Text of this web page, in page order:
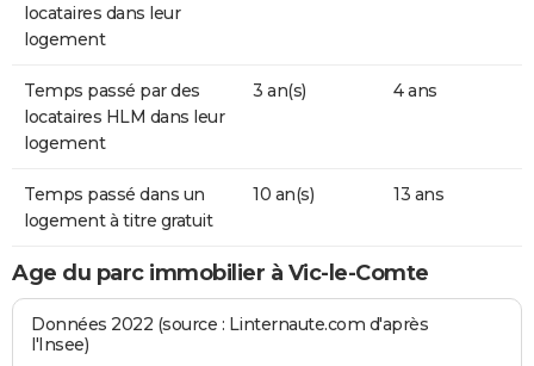
locataires dans leur
logement
Temps passé par des
locataires HLM dans leur
logement
3 an(s) 4 ans
Temps passé dans un
logement à titre gratuit
10 an(s) 13 ans
Age du parc immobilier à Vic-le-Comte
Données 2022 (source : Linternaute.com d'après
l'Insee)